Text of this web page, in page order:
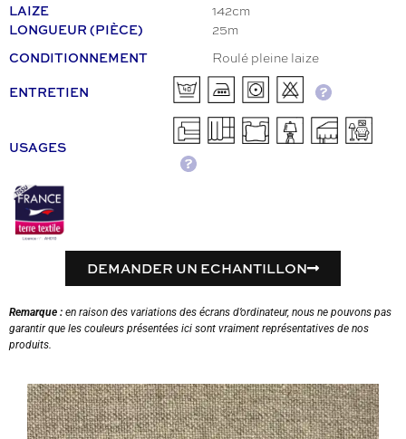
LAIZE 142cm
LONGUEUR (PIÈCE) 25m
CONDITIONNEMENT Roulé pleine laize
ENTRETIEN
USAGES
DEMANDER UN ECHANTILLON
Remarque : en raison des variations des écrans d’ordinateur, nous ne pouvons pas
garantir que les couleurs présentées ici sont vraiment représentatives de nos
produits.